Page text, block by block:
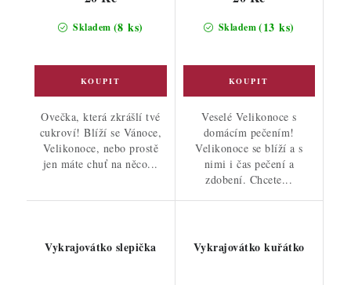
Skladem (8 ks)
Ovečka, která zkrášlí tvé
cukroví! Blíží se Vánoce,
Velikonoce, nebo prostě
jen máte chuť na něco...
Skladem(13 ks)
Veselé Velikonoce s
domácím pečením!
Velikonoce se blíží a s
nimi i čas pečení a
zdobení. Chcete...
Vykrajovátko slepička Vykrajovátko kuřátko